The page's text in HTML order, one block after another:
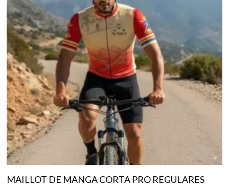
MAILLOT DE MANGA CORTA PRO REGULARES